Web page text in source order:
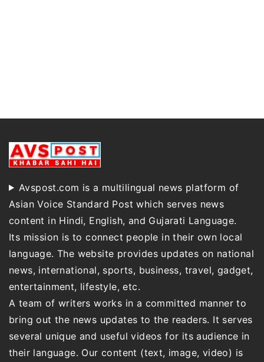
Avspost.com is a multilingual news platform of
Asian Voice Standard Post which serves news
content in Hindi, English, and Gujarati Language.
Its mission is to connect people in their own local
language. The website provides updates on national
news, international, sports, business, travel, gadget,
entertainment, lifestyle, etc.
A team of writers works in a committed manner to
bring out the news updates to the readers. It serves
several unique and useful videos for its audience in
their language. Our content (text, image, video) is